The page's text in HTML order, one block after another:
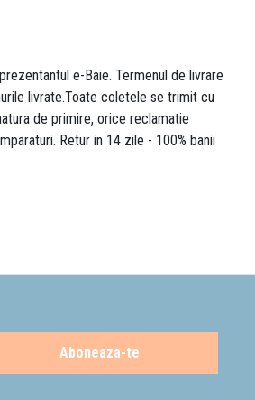
e-Baie. Termenul de livrare
livrate.Toate coletele se trimit cu
de primire, orice reclamatie
Retur in 14 zile - 100% banii
Aboneaza-te